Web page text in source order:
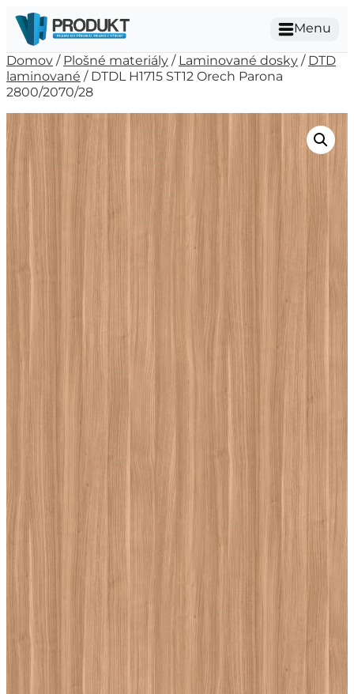
Menu
Domov / Plošné materiály / Laminované dosky / DTD
laminované / DTDL H1715 ST12 Orech Parona
2800/2070/28